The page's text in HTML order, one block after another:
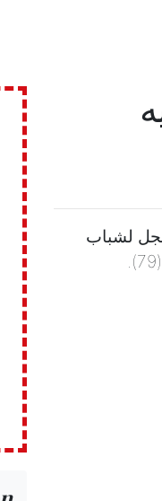
الأهلي عاليه. سجل لشباب